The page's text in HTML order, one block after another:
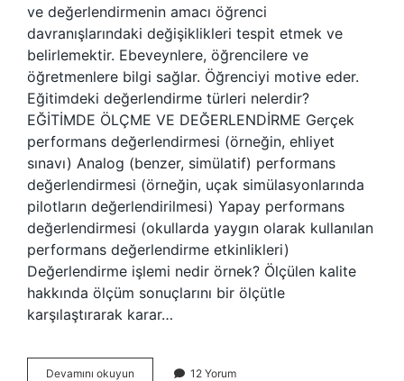
ve değerlendirmenin amacı öğrenci
davranışlarındaki değişiklikleri tespit etmek ve
belirlemektir. Ebeveynlere, öğrencilere ve
öğretmenlere bilgi sağlar. Öğrenciyi motive eder.
Eğitimdeki değerlendirme türleri nelerdir?
EĞİTİMDE ÖLÇME VE DEĞERLENDİRME Gerçek
performans değerlendirmesi (örneğin, ehliyet
sınavı) Analog (benzer, simülatif) performans
değerlendirmesi (örneğin, uçak simülasyonlarında
pilotların değerlendirilmesi) Yapay performans
değerlendirmesi (okullarda yaygın olarak kullanılan
performans değerlendirme etkinlikleri)
Değerlendirme işlemi nedir örnek? Ölçülen kalite
hakkında ölçüm sonuçlarını bir ölçütle
karşılaştırarak karar…
Devamını okuyun 12 Yorum